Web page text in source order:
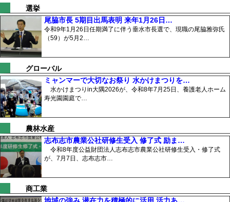
選挙
尾脇市長 5期目出馬表明 来年1月26日…
令和9年1月26日任期満了に伴う垂水市長選で、現職の尾脇雅弥氏
（59）が5月2…
グローバル
ミャンマーで大切なお祭り 水かけまつりを…
水かけまつりin大隅2026が、令和8年7月25日、養護老人ホーム
寿光園園庭で…
農林水産
志布志市農業公社研修生受入 修了式 励ま…
令和8年度公益財団法人志布志市農業公社研修生受入・修了式
が、7月7日、志布志市…
商工業